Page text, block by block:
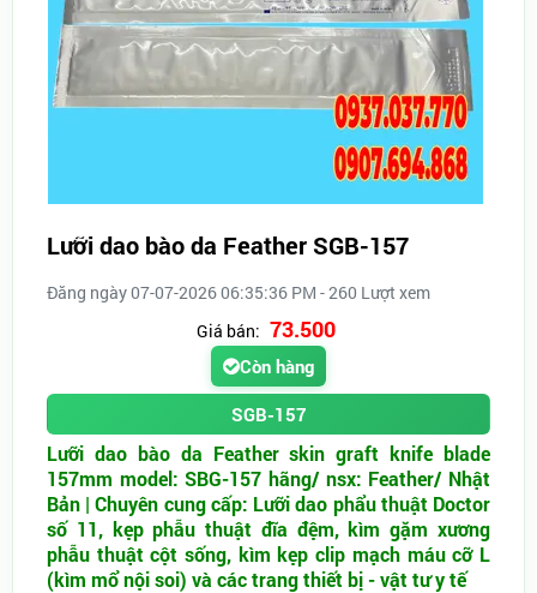
Lưỡi dao bào da Feather SGB-157
Đăng ngày 07-07-2026 06:35:36 PM - 260 Lượt xem
Giá bán: 73.500
Còn hàng
SGB-157
Lưỡi dao bào da Feather skin graft knife blade
157mm model: SBG-157 hãng/ nsx: Feather/ Nhật
Bản | Chuyên cung cấp: Lưỡi dao phẩu thuật Doctor
số 11, kẹp phẫu thuật đĩa đệm, kìm gặm xương
phẫu thuật cột sống, kìm kẹp clip mạch máu cỡ L
(kìm mổ nội soi) và các trang thiết bị - vật tư y tế